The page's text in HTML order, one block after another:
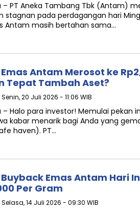
– PT Aneka Tambang Tbk (Antam)
stagnan pada perdagangan hari
Antam masih bertahan sama…
Antam Merosot ke
Tepat Tambah Aset?
Senin, 20 Juli 2026 - 11:06 WIB
– Halo para investor! Memulai pekan
kabar menarik bagi Anda yang
haven). PT…
Emas Antam Hari
Per Gram
Selasa, 14 Juli 2026 - 09:30 WIB